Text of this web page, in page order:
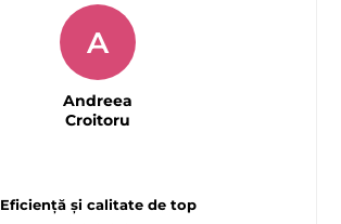
Eficiență și calitate de top
A
Andreea
Croitoru